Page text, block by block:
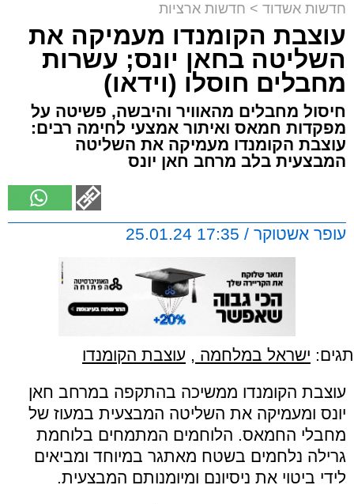
חדשות אשדוד > חדשות ארציות
עוצבת הקומנדו מעמיקה את
השליטה בחאן יונס; עשרות
מחבלים חוסלו (וידאו)
חיסול מחבלים מהאוויר והיבשה, פשיטה על
מפקדות חמאס ואיתור אמצעי לחימה רבים:
עוצבת הקומנדו מעמיקה את השליטה
המבצעית בלב מרחב חאן יונס
עופר אשטוקר / 17:35 25.01.24
תגים: ישראל במלחמה , עוצבת הקומנדו
עוצבת הקומנדו ממשיכה בהתקפה במרחב חאן
יונס ומעמיקה את השליטה המבצעית במעוז של
מחבלי החמאס. הלוחמים המתמחים בלוחמת
גרילה נלחמים בשטח מאתגר במיוחד ומביאים
לידי ביטוי את ניסיונם ומיומנותם המבצעית.